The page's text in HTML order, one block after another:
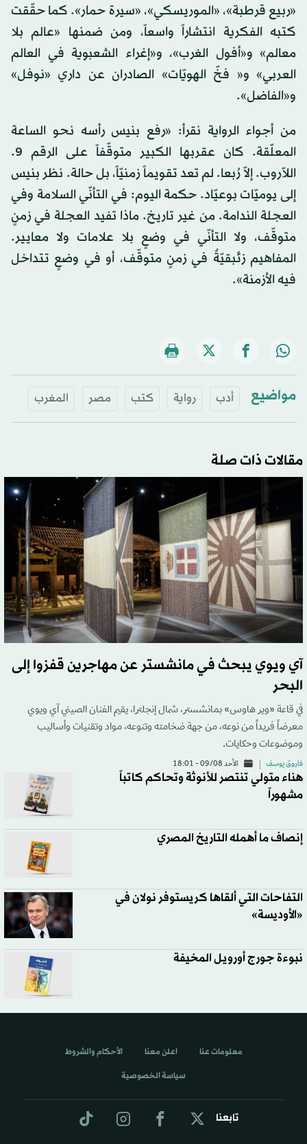
«ربيع قرطبة»، «الموريسكي»، «سيرة حمار». كما حقّقت
كتبه الفكرية انتشاراً واسعاً، ومن ضمنها «عالم بلا
معالم» و«أفول الغرب»، و«إغراء الشعبوية في العالم
العربي» و« فخّ الهويّات» الصادران عن داري «نوفل»
و«الفاضل».
من أجواء الرواية نقرأ: «رفع بنيس رأسه نحو الساعة
المعلّقة. كان عقربها الكبير متوقّفاً على الرقم 9.
اللاّروب. إلاّ رُبعا. لم تعد تقويماً زمنيّاً، بل حالة. نظر بنيس
إلى يوميّات بوعيّاد. حكمة اليوم: في التأنّي السلامة وفي
العجلة الندامة. من غير تاريخ. ماذا تفيد العجلة في زمنٍ
متوقّف، ولا التأنّي في وضعٍ بلا علامات ولا معايير.
المفاهيم زئبقيّةٌ في زمنٍ متوقّف، أو في وضعٍ تتداخل
فيه الأزمنة».
مواضيع أدب رواية كتب مصر المغرب
مقالات ذات صلة
آي ويوي يبحث في مانشستر عن مهاجرين قفزوا إلى
البحر
في قاعة «وير هاوس» بمانشستر، شمال إنجلترا، يقيم الفنان الصيني آي ويوي
معرضاً فريداً من نوعه، من جهة ضخامته وتنوعه، مواد وتقنيات وأساليب
وموضوعات وحكايات.
فاروق يوسف الأحد 09/08 - 18:01
هناء متولي تنتصر للأنوثة وتحاكم كاتباً
مشهوراً
إنصاف ما أهمله التاريخ المصري
التفاحات التي ألقاها كريستوفر نولان في
«الأوديسة»
نبوءة جورج أورويل المخيفة
تابعنا
معلومات عنا اعلن معنا الأحكام والشروط
سياسة الخصوصية